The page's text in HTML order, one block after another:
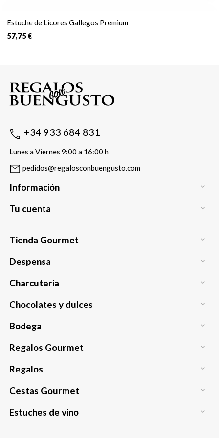
Estuche de Licores Gallegos Premium
57,75 €
+34 933 684 831
Lunes a Viernes 9:00 a 16:00 h
pedidos@regalosconbuengusto.com
Información 
Tu cuenta 
Tienda Gourmet 
Despensa 
Charcuteria 
Chocolates y dulces 
Bodega 
Regalos Gourmet 
Regalos 
Cestas Gourmet 
Estuches de vino 